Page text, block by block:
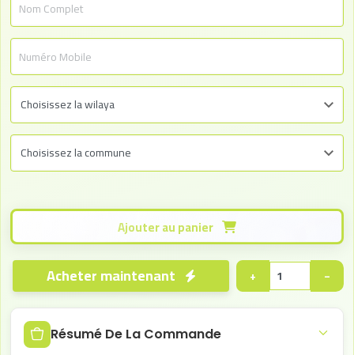
−
+
Acheter maintenant
Résumé De La Commande